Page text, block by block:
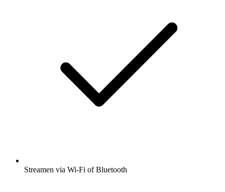
Streamen via Wi-Fi of Bluetooth